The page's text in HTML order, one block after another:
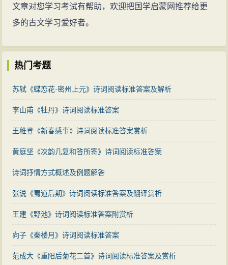
文章对您学习考试有帮助，欢迎把国学启蒙网推荐给更
多的古文学习爱好者。
热门考题
苏轼《蝶恋花·密州上元》诗词阅读标准答案及解析
李山甫《牡丹》诗词阅读标准答案
王稚登《新春感事》诗词阅读标准答案赏析
黄庭坚《次韵几复和答所寄》诗词阅读标准答案
诗词抒情方式概述及例题解答
张说《蜀道后期》诗词阅读标准答案及翻译赏析
王建《野池》诗词阅读标准答案附赏析
向子《秦楼月》诗词阅读标准答案
范成大《重阳后菊花二首》诗词阅读标准答案及赏析